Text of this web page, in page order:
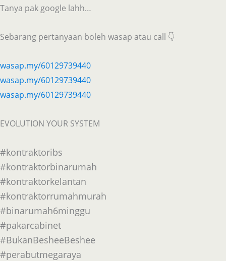
Tanya pak google lahh…
Sebarang pertanyaan boleh wasap atau call 👇
wasap.my/60129739440
wasap.my/60129739440
wasap.my/60129739440
EVOLUTION YOUR SYSTEM
#kontraktoribs
#kontraktorbinarumah
#kontraktorkelantan
#kontraktorrumahmurah
#binarumah6minggu
#pakarcabinet
#BukanBesheeBeshee
#perabutmegaraya